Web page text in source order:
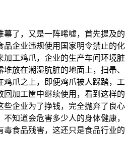
幕了，又是一阵唏嘘，首先提及的
品企业违规使用国家明令禁止的化
加工鸡爪，企业的生产车间环境脏
放在潮湿肮脏的地面上，扫帚、
鸡爪之上，即便鸡爪被人踩踏，工
回加工筐中继续使用，看到这样的
些企业为了挣钱，完全抛弃了良心
知道会危害多少人的身体健康，
毒食品残害，这还只是食品行业的